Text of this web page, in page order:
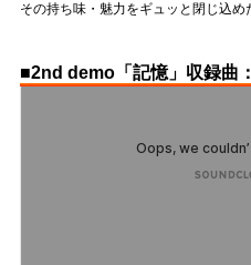
その持ち味・魅力をギュッと閉じ込め
■2nd demo「記憶」収録曲